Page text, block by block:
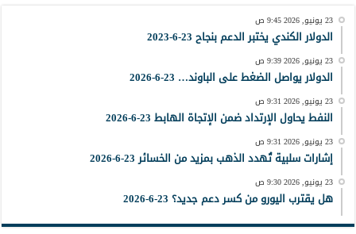
23 يونيو, 2026 9:45 ص
الدولار الكندي يختبر الدعم بنجاح 23-6-2023
23 يونيو, 2026 9:39 ص
الدولار يواصل الضغط على الباوند… 23-6-2026
23 يونيو, 2026 9:31 ص
النفط يحاول الإرتداد ضمن الإتجاة الهابط 23-6-2026
23 يونيو, 2026 9:31 ص
إشارات سلبية تُهدد الذهب بمزيد من الخسائر 23-6-2026
23 يونيو, 2026 9:30 ص
هل يقترب اليورو من كسر دعم جديد؟ 23-6-2026